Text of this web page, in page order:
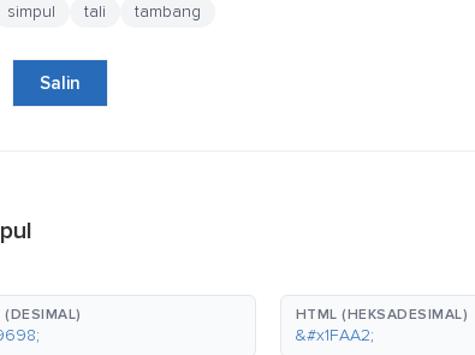
simpul tali tambang
Salin
(DESIMAL) HTML (HEKSADESIMAL)
&#x1FAA2;